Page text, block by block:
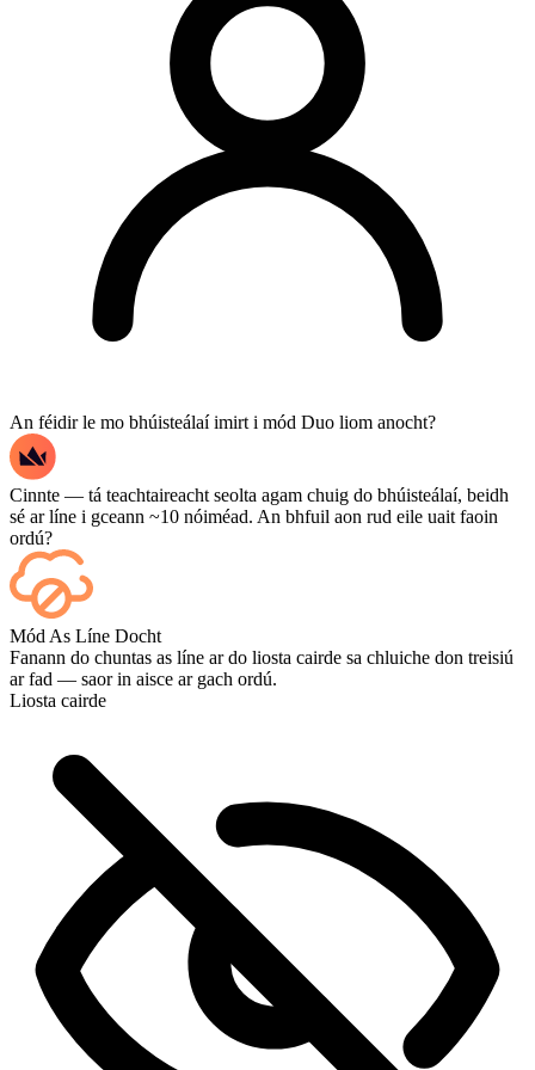
An féidir le mo bhúisteálaí imirt i mód Duo liom anocht?
Cinnte — tá teachtaireacht seolta agam chuig do bhúisteálaí, beidh
sé ar líne i gceann ~10 nóiméad. An bhfuil aon rud eile uait faoin
ordú?
Sea — taispeántar gach cluiche ar do dheais de réir mar a
chríochnaíonn sé, agus más mian leat féachaint ar na cluichí iad féin,
cuir Streaming leis ag an tseiceáil amach.
Mód As Líne Docht
Fanann do chuntas as líne ar do liosta cairde sa chluiche don treisiú
ar fad — saor in aisce ar gach ordú.
Liosta cairde